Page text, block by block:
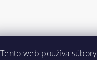
Tento web používa súbory